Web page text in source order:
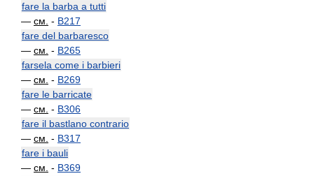
fare la barba a tutti
— см. - B217
fare del barbaresco
— см. - B265
farsela come i barbieri
— см. - B269
fare le barricate
— см. - B306
fare il bastlano contrario
— см. - B317
fare i bauli
— см. - B369